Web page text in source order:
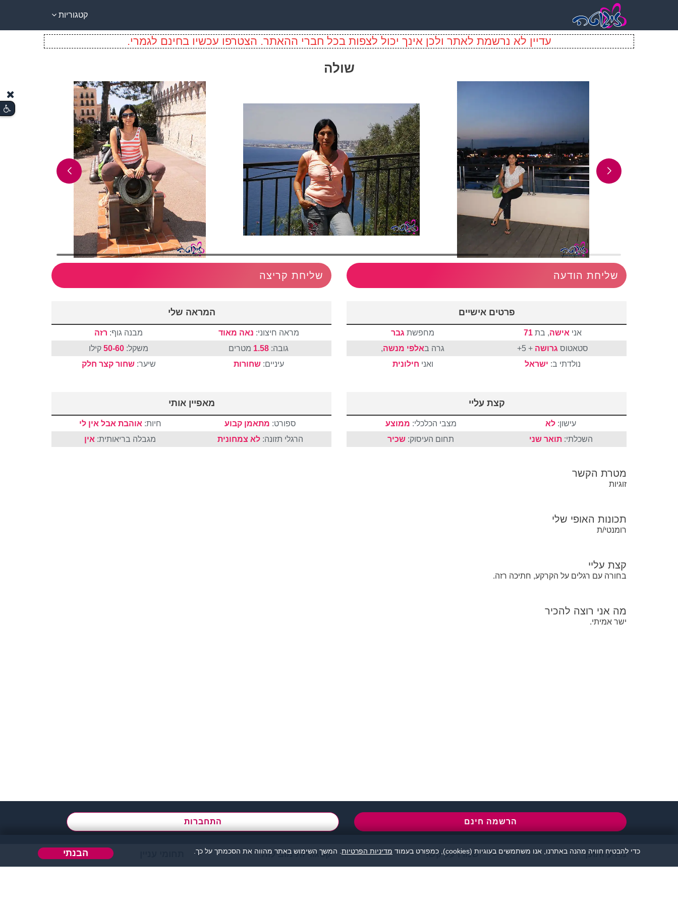
קטגוריות
עדיין לא נרשמת לאתר ולכן אינך יכול לצפות בכל חברי ההאתר. הצטרפו עכשיו בחינם לגמרי.
שולה
שליחת הודעה שליחת קריצה
פרטים אישיים
אני אישה, בת 71 מחפשת גבר
סטאטוס גרושה + 5+ גרה באלפי מנשה,
נולדתי ב: ישראל ואני חילונית
המראה שלי
מראה חיצוני: נאה מאוד מבנה גוף: רזה
גובה: 1.58 מטרים משקל: 50-60 קילו
עיניים:שחורות שיער:שחור קצר חלק
קצת עליי
עישון: לא מצבי הכלכלי: ממוצע
השכלתי:תואר שני תחום העיסוק: שכיר
מאפיין אותי
ספורט: מתאמן קבוע חיות: אוהבת אבל אין לי
הרגלי תזונה:לא צמחונית מגבלה בריאותית: אין
מטרת הקשר
זוגיות
תכונות האופי שלי
רומנטי/ת
קצת עליי
בחורה עם רגלים על הקרקע, חתיכה רזה.
מה אני רוצה להכיר
ישר אמיתי.
הרשמה חינם התחברות 077-5030670
מידע ותוכן שמרו על קשר קטגוריות מובילות כדי להבטיח חוויה מהנה באתרנו, אנו משתמשים בעוגיות (cookies), כמפורט בעמוד מדיניות הפרטיות . המשך השימוש באתר מהווה את הסכמתך על כך. הבנתי